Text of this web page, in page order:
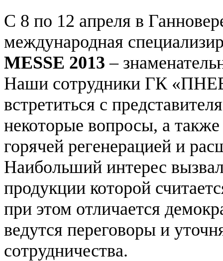
С 8 по 12 апреля в
международная
MESSE 2013 –
Наши сотрудники ГК
встретиться с
некоторые вопросы, а
горячей регенерацией и
Наибольший интерес
продукции которой
при этом отличается
ведутся переговоры и
сотрудничества.